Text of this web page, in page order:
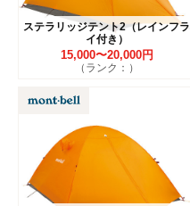
ステラリッジテント2（レインフラ
イ付き）
15,000〜20,000円
（ランク：）